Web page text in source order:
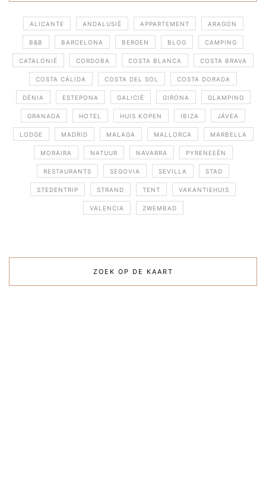
ALICANTE ANDALUSIË APPARTEMENT ARAGON
B&B BARCELONA BERGEN BLOG CAMPING
CATALONIË CORDOBA COSTA BLANCA COSTA BRAVA
COSTA CÁLIDA COSTA DEL SOL COSTA DORADA
DÉNIA ESTEPONA GALICIË GIRONA GLAMPING
GRANADA HOTEL HUIS KOPEN IBIZA JÁVEA
LODGE MADRID MALAGA MALLORCA MARBELLA
MORAIRA NATUUR NAVARRA PYRENEEËN
RESTAURANTS SEGOVIA SEVILLA STAD
STEDENTRIP STRAND TENT VAKANTIEHUIS
VALENCIA ZWEMBAD
ZOEK OP DE KAART